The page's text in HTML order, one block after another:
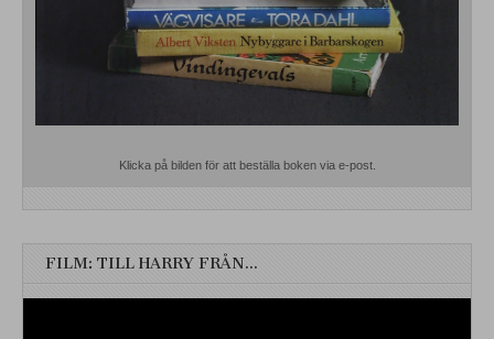
Klicka på bilden för att beställa boken via e-post.
FILM: TILL HARRY FRÅN…